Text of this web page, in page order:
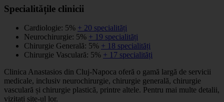
Specialitățile clinicii
Cardiologie: 5% + 20 specialități
Neurochirurgie: 5% + 19 specialități
Chirurgie Generală: 5% + 18 specialități
Chirurgie Vasculară: 5% + 17 specialități
Clinica Anastasios din Cluj-Napoca oferă o gamă largă de servicii
medicale, inclusiv neurochirurgie, chirurgie generală, chirurgie
vasculară și chirurgie plastică, printre altele. Pentru mai multe detalii,
vizitați site-ul lor.